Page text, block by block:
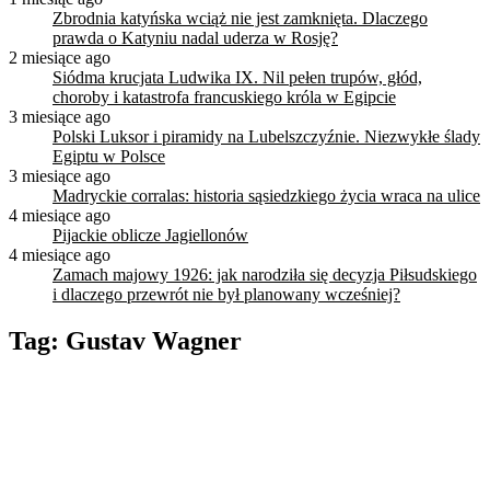
Zbrodnia katyńska wciąż nie jest zamknięta. Dlaczego
prawda o Katyniu nadal uderza w Rosję?
2 miesiące ago
Siódma krucjata Ludwika IX. Nil pełen trupów, głód,
choroby i katastrofa francuskiego króla w Egipcie
3 miesiące ago
Polski Luksor i piramidy na Lubelszczyźnie. Niezwykłe ślady
Egiptu w Polsce
3 miesiące ago
Madryckie corralas: historia sąsiedzkiego życia wraca na ulice
4 miesiące ago
Pijackie oblicze Jagiellonów
4 miesiące ago
Zamach majowy 1926: jak narodziła się decyzja Piłsudskiego
i dlaczego przewrót nie był planowany wcześniej?
Tag: Gustav Wagner